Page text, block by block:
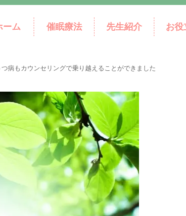
ーム 催眠療法 先生紹介 お役
病もカウンセリングで乗り越えることができました